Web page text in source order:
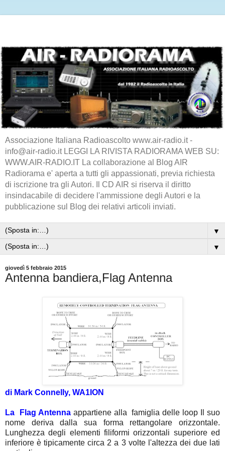
Associazione Italiana Radioascolto www.air-radio.it -
info@air-radio.it LEGGI LA RIVISTA RADIORAMA WEB SU:
WWW.AIR-RADIO.IT La collaborazione al Blog AIR
Radiorama e' aperta a tutti gli appassionati, previa richiesta
di iscrizione tra gli Autori. Il CD AIR si riserva il diritto
insindacabile di decidere l'ammissione degli Autori e la
pubblicazione sul Blog dei relativi articoli inviati.
▼
▼
giovedì 5 febbraio 2015
Antenna bandiera,Flag Antenna
di Mark Connelly, WA1ION
La Flag Antennaappartiene alla famiglia delle loop Il suo
nome deriva dalla sua forma rettangolare orizzontale.
Lunghezza degli elementi filiformi orizzontali superiore ed
inferiore è tipicamente circa 2 a 3 volte l'altezza dei due lati